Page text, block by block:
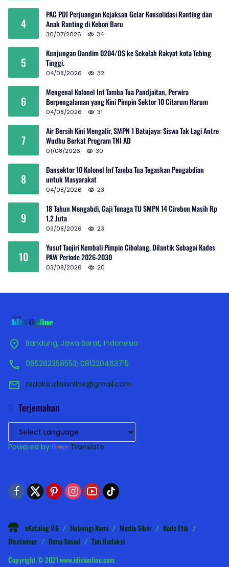
4
PAC PDI Perjuangan Kejaksan Gelar Konsolidasi Ranting dan
Anak Ranting di Kebon Baru
30/07/2026 34
5
Kunjungan Dandim 0204/DS ke Sekolah Rakyat kota Tebing
Tinggi.
04/08/2026 32
6
Mengenal Kolonel Inf Tamba Tua Pandjaitan, Perwira
Berpengalaman yang Kini Pimpin Sektor 10 Citarum Harum
04/08/2026 31
7
Air Bersih Kini Mengalir, SMPN 1 Batujaya: Siswa Tak Lagi Antre
Wudhu Berkat Program TNI AD
01/08/2026 30
8
Dansektor 10 Kolonel Inf Tamba Tua Tegaskan Pengabdian
untuk Masyarakat
04/08/2026 23
9
18 Tahun Mengabdi, Gaji Tenaga TU SMPN 14 Cirebon Masih Rp
1,2 Juta
03/08/2026 23
10
Yusuf Taojiri Kembali Pimpin Cibolang, Dilantik Sebagai Kades
PAW Periode 2026-2030
03/08/2026 20
Bandung, Jawa Barat, Indonesia
085282358553; 081220463715
redaksi.idisionline@gmail.com
Terjemahan
Powered by Translate
eKatalog V.6 Hubungi Kami Media Siber
Kode Etik
Disclaimer
Dana Sosial
Tim Redaksi
Copyright © 2021 www.idisionline.com